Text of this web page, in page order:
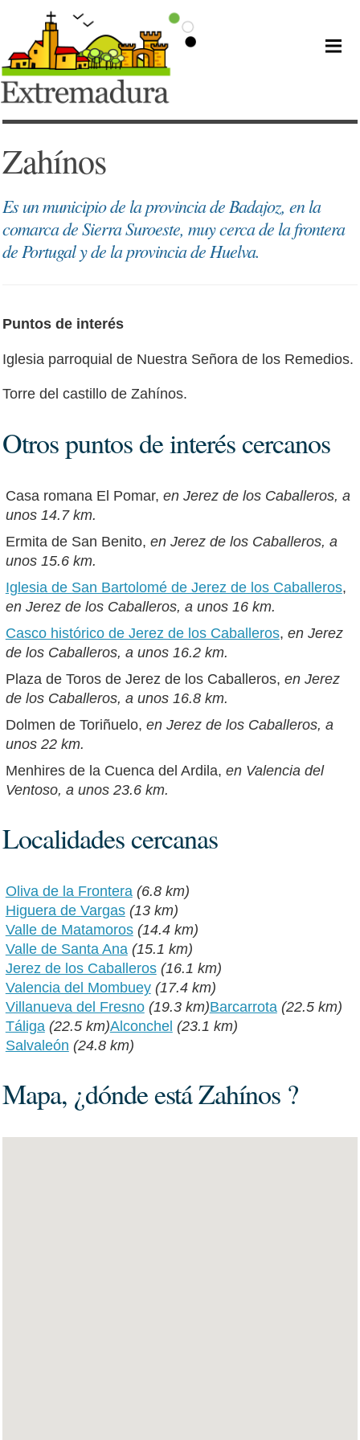
Zahínos
Es un municipio de la provincia de Badajoz, en la
comarca de Sierra Suroeste, muy cerca de la frontera
de Portugal y de la provincia de Huelva.
Puntos de interés
Iglesia parroquial de Nuestra Señora de los Remedios.
Torre del castillo de Zahínos.
Otros puntos de interés cercanos
Casa romana El Pomar, en Jerez de los Caballeros, a
unos 14.7 km.
Ermita de San Benito, en Jerez de los Caballeros, a
unos 15.6 km.
Iglesia de San Bartolomé de Jerez de los Caballeros,
en Jerez de los Caballeros, a unos 16 km.
Casco histórico de Jerez de los Caballeros, en Jerez
de los Caballeros, a unos 16.2 km.
Plaza de Toros de Jerez de los Caballeros, en Jerez
de los Caballeros, a unos 16.8 km.
Dolmen de Toriñuelo, en Jerez de los Caballeros, a
unos 22 km.
Menhires de la Cuenca del Ardila, en Valencia del
Ventoso, a unos 23.6 km.
Localidades cercanas
Oliva de la Frontera (6.8 km)
Higuera de Vargas (13 km)
Valle de Matamoros (14.4 km)
Valle de Santa Ana (15.1 km)
Jerez de los Caballeros (16.1 km)
Valencia del Mombuey (17.4 km)
Villanueva del Fresno (19.3 km)Barcarrota (22.5 km)
Táliga (22.5 km)Alconchel (23.1 km)
Salvaleón (24.8 km)
Mapa, ¿dónde está Zahínos ?